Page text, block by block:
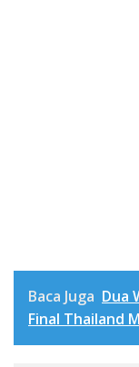
Baca Juga Dua
Final Thailand